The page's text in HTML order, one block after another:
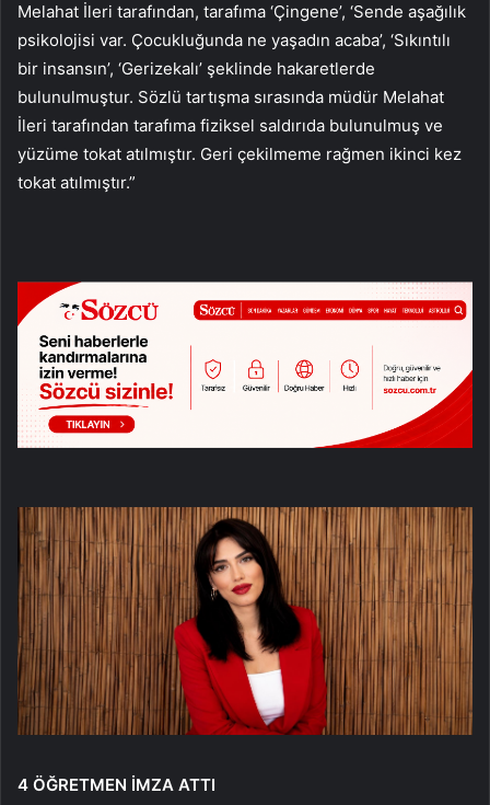
Melahat İleri tarafından, tarafıma ‘Çingene’, ‘Sende aşağılık
psikolojisi var. Çocukluğunda ne yaşadın acaba’, ‘Sıkıntılı
bir insansın’, ‘Gerizekalı’ şeklinde hakaretlerde
bulunulmuştur. Sözlü tartışma sırasında müdür Melahat
İleri tarafından tarafıma fiziksel saldırıda bulunulmuş ve
yüzüme tokat atılmıştır. Geri çekilmeme rağmen ikinci kez
tokat atılmıştır.”
4 ÖĞRETMEN İMZA ATTI